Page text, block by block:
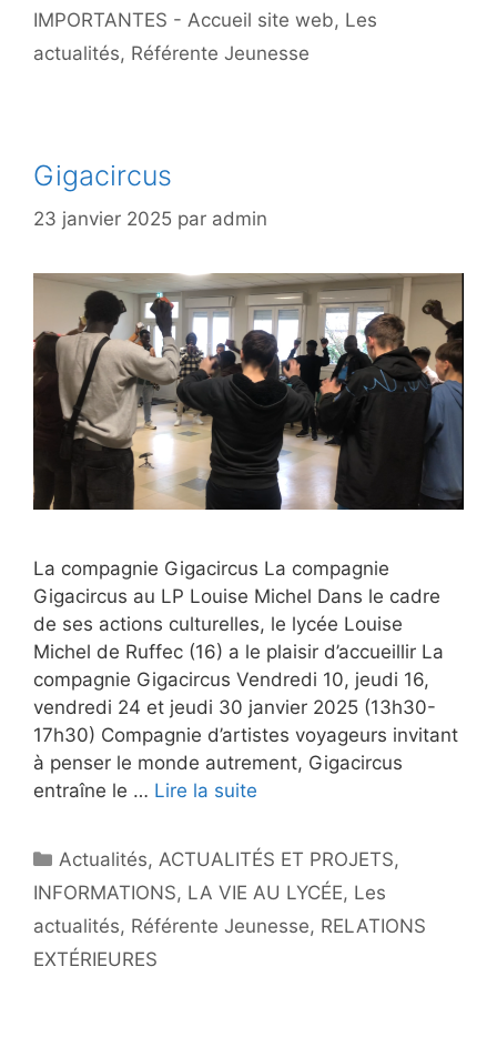
IMPORTANTES - Accueil site web, Les
actualités, Référente Jeunesse
Gigacircus
23 janvier 2025 par admin
La compagnie Gigacircus La compagnie
Gigacircus au LP Louise Michel Dans le cadre
de ses actions culturelles, le lycée Louise
Michel de Ruffec (16) a le plaisir d’accueillir La
compagnie Gigacircus Vendredi 10, jeudi 16,
vendredi 24 et jeudi 30 janvier 2025 (13h30-
17h30) Compagnie d’artistes voyageurs invitant
à penser le monde autrement, Gigacircus
entraîne le … Lire la suite
Actualités, ACTUALITÉS ET PROJETS,
INFORMATIONS, LA VIE AU LYCÉE, Les
actualités, Référente Jeunesse, RELATIONS
EXTÉRIEURES